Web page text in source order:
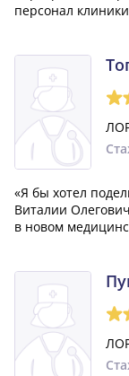
персонал
«Я бы хотел
Виталии
в новом
консультации,